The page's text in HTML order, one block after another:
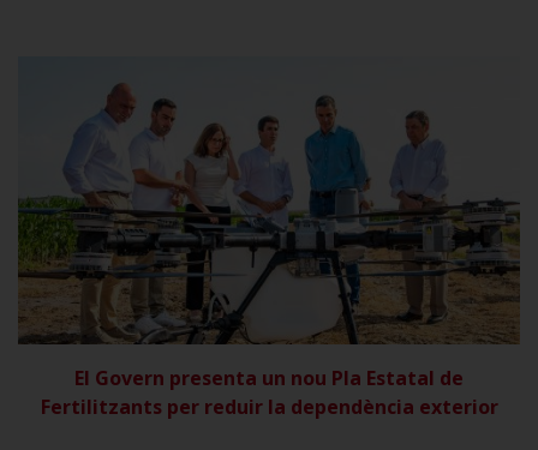
VER
El Govern presenta un nou Pla Estatal de
Fertilitzants per reduir la dependència exterior